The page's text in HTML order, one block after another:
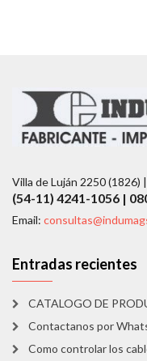
Villa de Luján 2250
(54-11) 4241-1056 |
Email:
Entradas recientes
CATALOGO DE
Contactanos por
Como controlar los